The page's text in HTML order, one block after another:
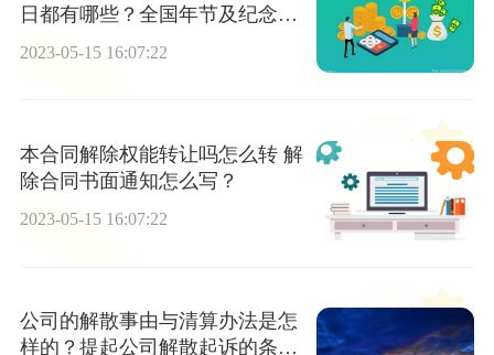
日都有哪些？全国年节及纪念日
2023-05-15 16:07:22
本合同解除权能转让吗怎么转 解
除合同书面通知怎么写？
2023-05-15 16:07:22
公司的解散事由与清算办法是怎
样的？提起公司解散起诉的条件